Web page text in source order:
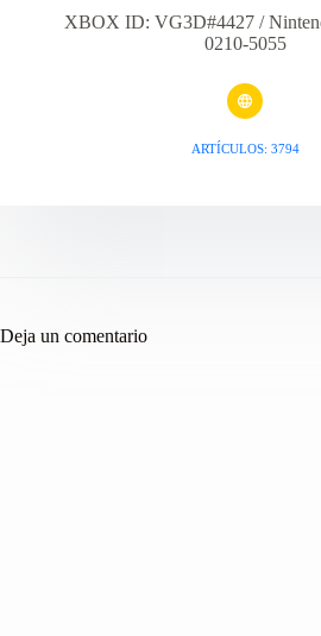
XBOX ID: VG3D#4427 /
0210-5055
ARTÍCULOS: 3794
Deja un comentario